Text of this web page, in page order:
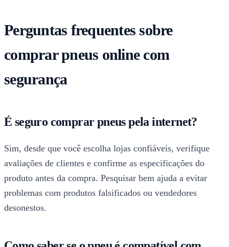
Perguntas frequentes sobre
comprar pneus online com
segurança
É seguro comprar pneus pela internet?
Sim, desde que você escolha lojas confiáveis, verifique
avaliações de clientes e confirme as especificações do
produto antes da compra. Pesquisar bem ajuda a evitar
problemas com produtos falsificados ou vendedores
desonestos.